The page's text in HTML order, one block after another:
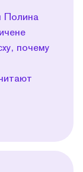
Полина
почему